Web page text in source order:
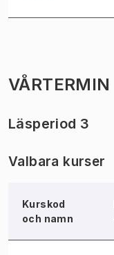
VÅRTERMIN
Läsperiod 3
Valbara kurser
Kurskod
och namn